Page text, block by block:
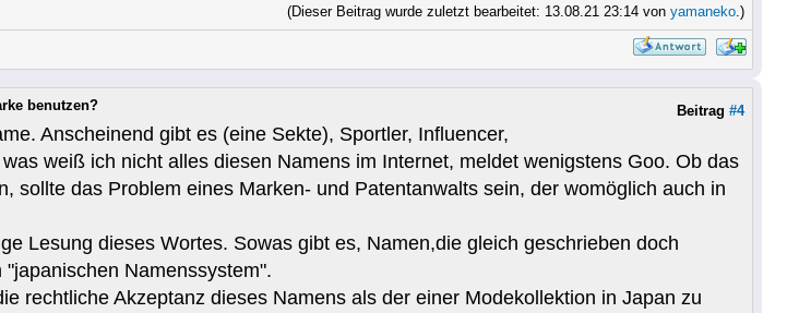
(Dieser Beitrag wurde zuletzt bearbeitet: 13.08.21 23:14 von yamaneko.)
Beitrag #4
benutzen?
Anscheinend gibt es (eine Sekte), Sportler, Influencer,
weiß ich nicht alles diesen Namens im Internet, meldet wenigstens Goo. Ob das
sollte das Problem eines Marken- und Patentanwalts sein, der womöglich auch in
Lesung dieses Wortes. Sowas gibt es, Namen,die gleich geschrieben doch
Namenssystem".
rechtliche Akzeptanz dieses Namens als der einer Modekollektion in Japan zu